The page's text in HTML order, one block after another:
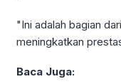
"Ini adalah bagian
meningkatkan
Baca Juga: